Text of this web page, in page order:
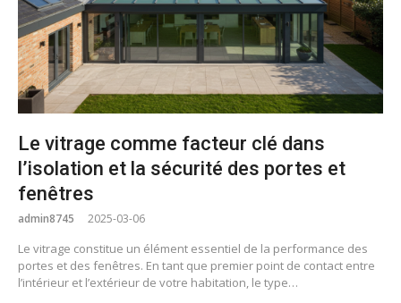
Le vitrage comme facteur clé dans
l’isolation et la sécurité des portes et
fenêtres
admin8745 2025-03-06
Le vitrage constitue un élément essentiel de la performance des
portes et des fenêtres. En tant que premier point de contact entre
l’intérieur et l’extérieur de votre habitation, le type…